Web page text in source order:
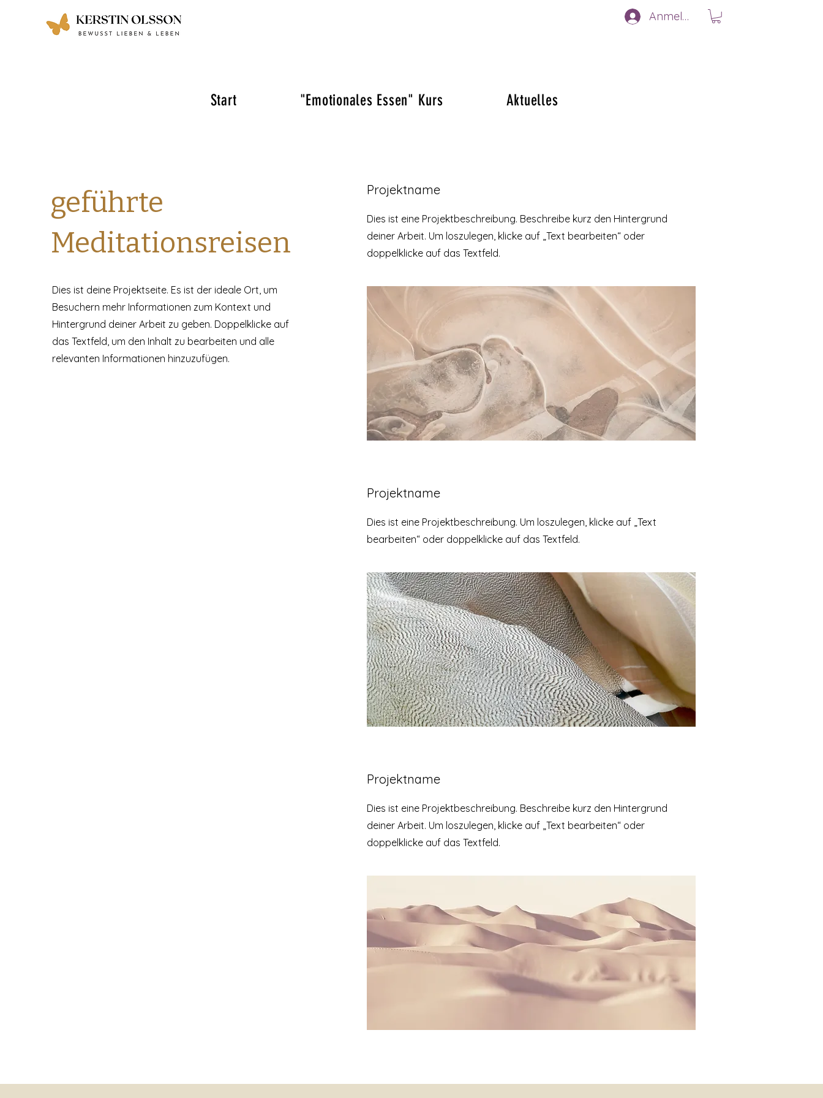
Anmelden
Start "Emotionales Essen" Kurs Aktuelles
geführte
Meditationsreisen
Dies ist deine Projektseite. Es ist der ideale Ort, um
Besuchern mehr Informationen zum Kontext und
Hintergrund deiner Arbeit zu geben. Doppelklicke auf
das Textfeld, um den Inhalt zu bearbeiten und alle
relevanten Informationen hinzuzufügen.
Projektname
Dies ist eine Projektbeschreibung. Beschreibe kurz den Hintergrund
deiner Arbeit. Um loszulegen, klicke auf „Text bearbeiten“ oder
doppelklicke auf das Textfeld.
Projektname
Dies ist eine Projektbeschreibung. Um loszulegen, klicke auf „Text
bearbeiten“ oder doppelklicke auf das Textfeld.
Projektname
Dies ist eine Projektbeschreibung. Beschreibe kurz den Hintergrund
deiner Arbeit. Um loszulegen, klicke auf „Text bearbeiten“ oder
doppelklicke auf das Textfeld.